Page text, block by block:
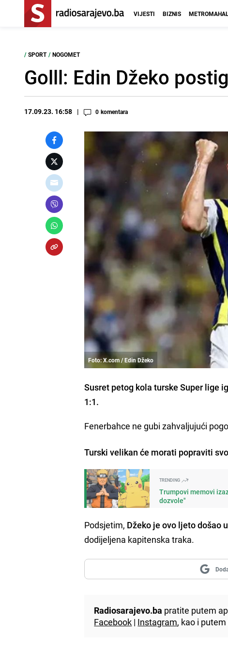
VIJESTI BIZNIS
/ SPORT / NOGOMET
Golll: Edin Džeko
17.09.23. 16:58 0 komentara
Foto: X.com / Edin Džeko
Susret petog kola turske Super lige
1:1.
Fenerbahce ne gubi zahvaljujući
Turski velikan će morati popraviti
TRENDING
Trumpovi memovi
dozvole"
Podsjetim, Džeko je ovo ljeto došao
dodijeljena kapitenska traka.
Radiosarajevo.ba pratite putem
Facebook | Instagram, kao i